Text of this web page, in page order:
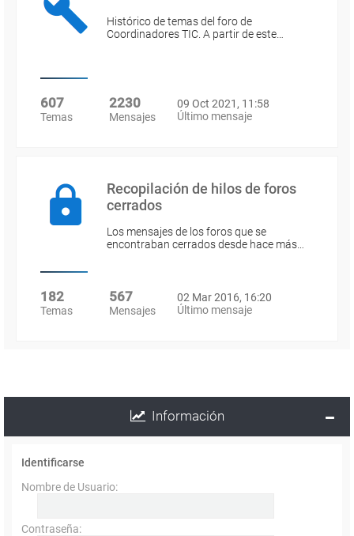
Histórico de temas del foro de
Coordinadores TIC. A partir de este…
607
Temas
2230
Mensajes
09 Oct 2021, 11:58
Último mensaje
Recopilación de hilos de foros
cerrados
Los mensajes de los foros que se
encontraban cerrados desde hace más…
182
Temas
567
Mensajes
02 Mar 2016, 16:20
Último mensaje
Información
Identificarse
Nombre de Usuario:
Contraseña: